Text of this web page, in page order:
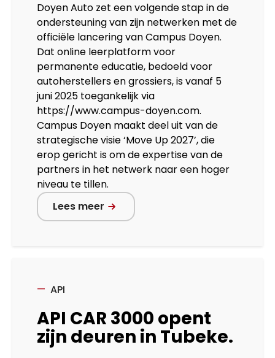
Doyen Auto zet een volgende stap in de
ondersteuning van zijn netwerken met de
officiële lancering van Campus Doyen.
Dat online leerplatform voor
permanente educatie, bedoeld voor
autoherstellers en grossiers, is vanaf 5
juni 2025 toegankelijk via
https://www.campus-doyen.com.
Campus Doyen maakt deel uit van de
strategische visie ‘Move Up 2027’, die
erop gericht is om de expertise van de
partners in het netwerk naar een hoger
niveau te tillen.
Lees meer
API
API CAR 3000 opent
zijn deuren in Tubeke.